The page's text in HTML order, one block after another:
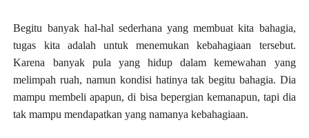
Begitu banyak hal-hal sederhana yang membuat kita bahagia,
tugas kita adalah untuk menemukan kebahagiaan tersebut.
Karena banyak pula yang hidup dalam kemewahan yang
melimpah ruah, namun kondisi hatinya tak begitu bahagia. Dia
mampu membeli apapun, di bisa bepergian kemanapun, tapi dia
tak mampu mendapatkan yang namanya kebahagiaan.